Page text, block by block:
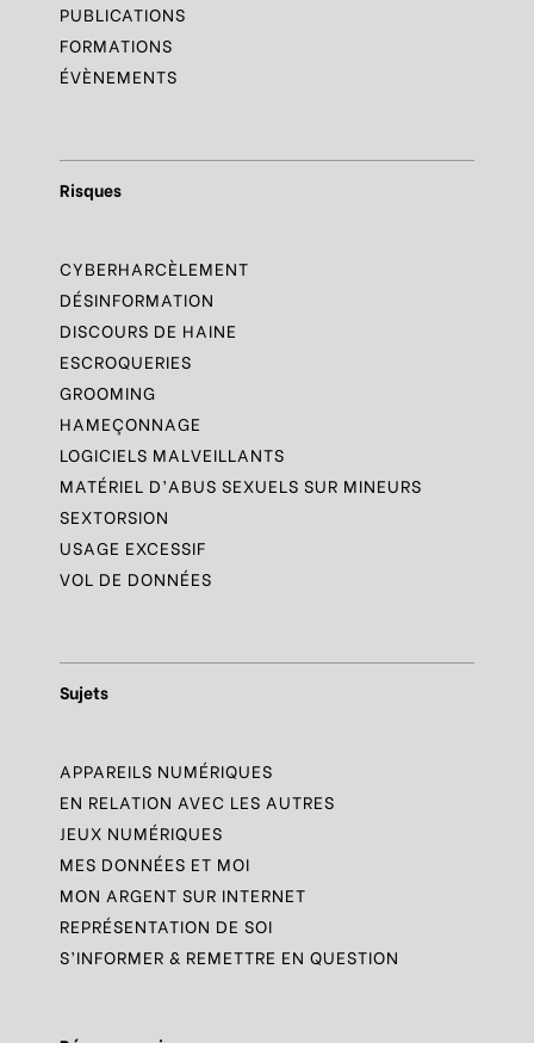
PUBLICATIONS
FORMATIONS
ÉVÈNEMENTS
Risques
CYBERHARCÈLEMENT
DÉSINFORMATION
DISCOURS DE HAINE
ESCROQUERIES
GROOMING
HAMEÇONNAGE
LOGICIELS MALVEILLANTS
MATÉRIEL D’ABUS SEXUELS SUR MINEURS
SEXTORSION
USAGE EXCESSIF
VOL DE DONNÉES
Sujets
APPAREILS NUMÉRIQUES
EN RELATION AVEC LES AUTRES
JEUX NUMÉRIQUES
MES DONNÉES ET MOI
MON ARGENT SUR INTERNET
REPRÉSENTATION DE SOI
S’INFORMER & REMETTRE EN QUESTION